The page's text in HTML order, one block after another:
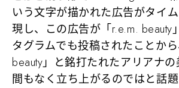
いう文字が描かれた広告がタイ
現し、この広告が「r.e.m. beauty
タグラムでも投稿されたことか
beauty」と銘打たれたアリアナ
間もなく立ち上がるのではと話題